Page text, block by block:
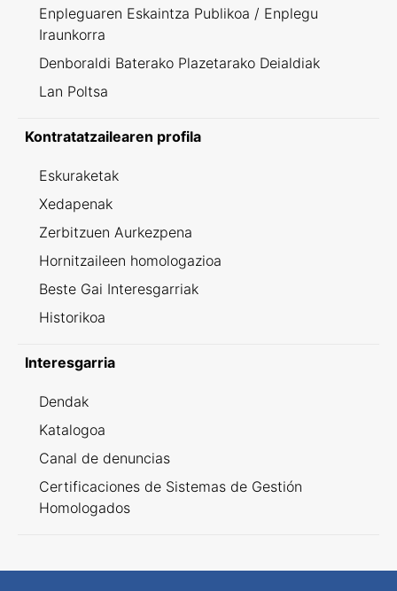
Enpleguaren Eskaintza Publikoa / Enplegu
Iraunkorra
Denboraldi Baterako Plazetarako Deialdiak
Lan Poltsa
Kontratatzailearen profila
Eskuraketak
Xedapenak
Zerbitzuen Aurkezpena
Hornitzaileen homologazioa
Beste Gai Interesgarriak
Historikoa
Interesgarria
Dendak
Katalogoa
Canal de denuncias
Certificaciones de Sistemas de Gestión
Homologados